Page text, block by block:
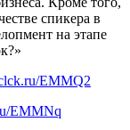
спикера в
на этапе
EMMQ2
EMMNq